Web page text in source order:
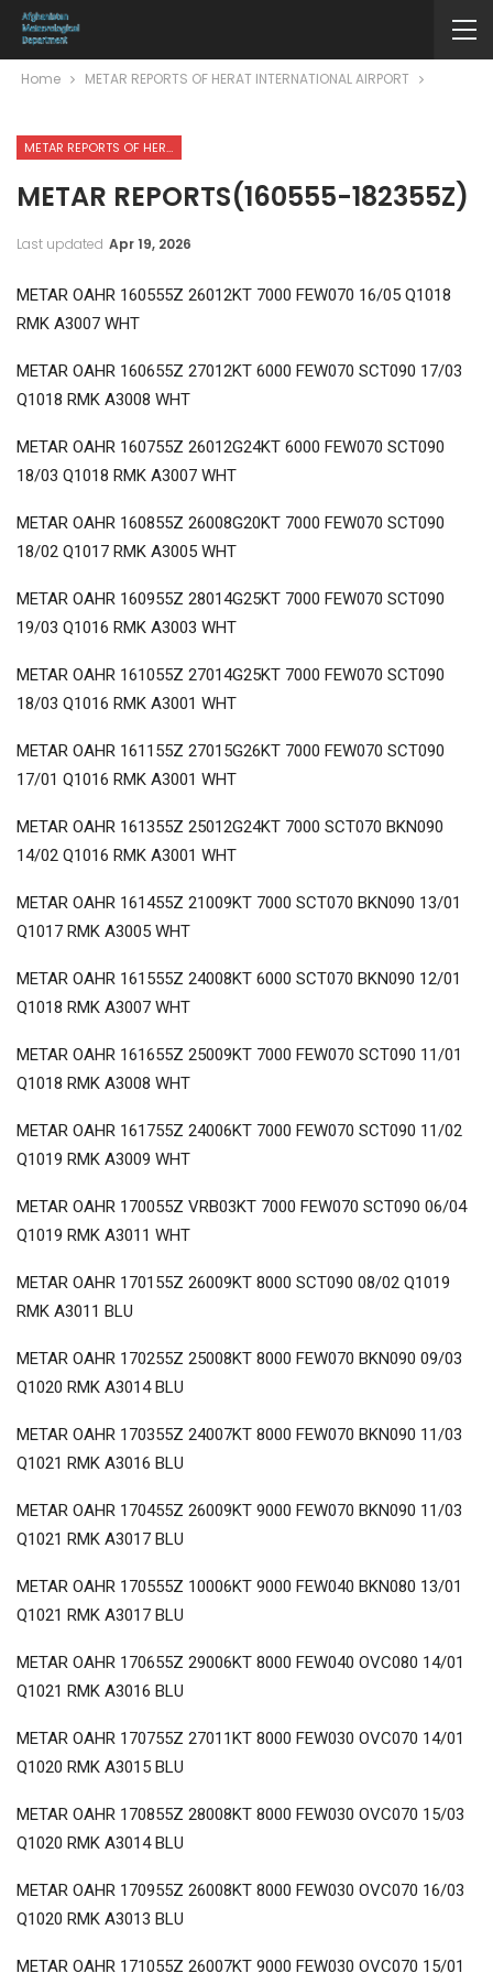
Home METAR REPORTS OF HERAT INTERNATIONAL AIRPORT
METAR REPORTS OF HERAT INTERNATIONAL AIRPORT
METAR REPORTS(160555-182355Z)
Last updated Apr 19, 2026
METAR OAHR 160555Z 26012KT 7000 FEW070 16/05 Q1018
RMK A3007 WHT
METAR OAHR 160655Z 27012KT 6000 FEW070 SCT090 17/03
Q1018 RMK A3008 WHT
METAR OAHR 160755Z 26012G24KT 6000 FEW070 SCT090
18/03 Q1018 RMK A3007 WHT
METAR OAHR 160855Z 26008G20KT 7000 FEW070 SCT090
18/02 Q1017 RMK A3005 WHT
METAR OAHR 160955Z 28014G25KT 7000 FEW070 SCT090
19/03 Q1016 RMK A3003 WHT
METAR OAHR 161055Z 27014G25KT 7000 FEW070 SCT090
18/03 Q1016 RMK A3001 WHT
METAR OAHR 161155Z 27015G26KT 7000 FEW070 SCT090
17/01 Q1016 RMK A3001 WHT
METAR OAHR 161355Z 25012G24KT 7000 SCT070 BKN090
14/02 Q1016 RMK A3001 WHT
METAR OAHR 161455Z 21009KT 7000 SCT070 BKN090 13/01
Q1017 RMK A3005 WHT
METAR OAHR 161555Z 24008KT 6000 SCT070 BKN090 12/01
Q1018 RMK A3007 WHT
METAR OAHR 161655Z 25009KT 7000 FEW070 SCT090 11/01
Q1018 RMK A3008 WHT
METAR OAHR 161755Z 24006KT 7000 FEW070 SCT090 11/02
Q1019 RMK A3009 WHT
METAR OAHR 170055Z VRB03KT 7000 FEW070 SCT090 06/04
Q1019 RMK A3011 WHT
METAR OAHR 170155Z 26009KT 8000 SCT090 08/02 Q1019
RMK A3011 BLU
METAR OAHR 170255Z 25008KT 8000 FEW070 BKN090 09/03
Q1020 RMK A3014 BLU
METAR OAHR 170355Z 24007KT 8000 FEW070 BKN090 11/03
Q1021 RMK A3016 BLU
METAR OAHR 170455Z 26009KT 9000 FEW070 BKN090 11/03
Q1021 RMK A3017 BLU
METAR OAHR 170555Z 10006KT 9000 FEW040 BKN080 13/01
Q1021 RMK A3017 BLU
METAR OAHR 170655Z 29006KT 8000 FEW040 OVC080 14/01
Q1021 RMK A3016 BLU
METAR OAHR 170755Z 27011KT 8000 FEW030 OVC070 14/01
Q1020 RMK A3015 BLU
METAR OAHR 170855Z 28008KT 8000 FEW030 OVC070 15/03
Q1020 RMK A3014 BLU
METAR OAHR 170955Z 26008KT 8000 FEW030 OVC070 16/03
Q1020 RMK A3013 BLU
METAR OAHR 171055Z 26007KT 9000 FEW030 OVC070 15/01